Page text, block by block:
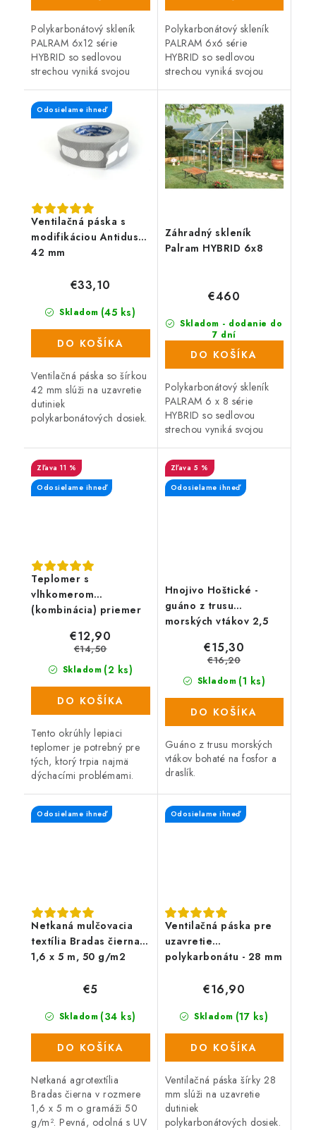
Polykarbonátový skleník
PALRAM 6x12 série
HYBRID so sedlovou
strechou vyniká svojou
jednoduchou montážou,
pozinkovanou oceľovou
základňou a dvojitými,...
Polykarbonátový skleník
PALRAM 6x6 série
HYBRID so sedlovou
strechou vyniká svojou
pozinkovanou oceľovou
základňou a dvojitými,...
Ventilačná páska s
modifikáciou Antidust -
42 mm
Odosielame ihneď
Skladom (45 ks)
€33,10
DO KOŠÍKA
Ventilačná páska so šírkou
42 mm slúži na uzavretie
dutiniek
polykarbonátových dosiek.
prachu, machu, hmyzu a
rias. Novo navrhnutý filter
je schopný zadržať...
Záhradný skleník
Palram HYBRID 6x8
Skladom - dodanie do
7 dní
(11 ks)
€460
DO KOŠÍKA
Polykarbonátový skleník
PALRAM 6 x 8 série
HYBRID so sedlovou
strechou vyniká svojou
jednoduchou montážou,
pozinkovanou oceľovou
základňou a dvojitými,...
Teplomer s
vlhkomerom
(kombinácia) priemer
11 %
Odosielame ihneď
Skladom (2 ks)
€12,90
€14,50
DO KOŠÍKA
Tento okrúhly lepiaci
teplomer je potrebný pre
tých, ktorý trpia najmä
dýchacími problémami.
upozorní na zmenu
vlhkosti vzduchu a tým aj
Hnojivo Hoštické -
guáno z trusu
morských vtákov 2,5
5 %
Odosielame ihneď
Skladom (1 ks)
€15,30
€16,20
DO KOŠÍKA
Guáno z trusu morských
vtákov bohaté na fosfor a
draslík.
Netkaná mulčovacia
textília Bradas čierna,
1,6 x 5 m, 50 g/m2
Odosielame ihneď
Skladom (34 ks)
€5
DO KOŠÍKA
Netkaná agrotextília
Bradas čierna v rozmere
1,6 x 5 m o gramáži 50
g/m². Pevná, odolná s UV
Ventilačná páska pre
uzavretie
polykarbonátu - 28 mm
Odosielame ihneď
Skladom (17 ks)
€16,90
DO KOŠÍKA
Ventilačná páska šírky 28
mm slúži na uzavretie
dutiniek
polykarbonátových dosiek.